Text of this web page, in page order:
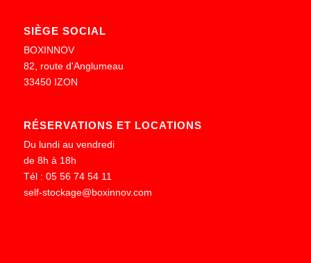
SIÈGE SOCIAL
BOXINNOV
82, route d'Anglumeau
33450 IZON
RÉSERVATIONS ET LOCATIONS
Du lundi au vendredi
de 8h à 18h
Tél : 05 56 74 54 11
self-stockage@boxinnov.com